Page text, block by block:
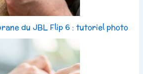
du JBL Flip 6 : tutoriel photo